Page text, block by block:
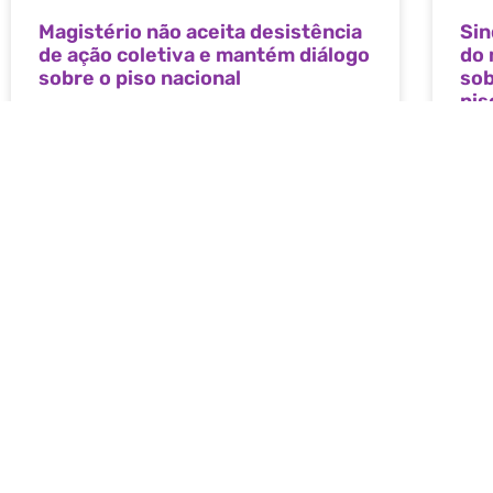
Magistério não aceita desistência
de ação coletiva e mantém diálogo
sobre o piso nacional
do